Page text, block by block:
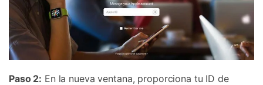
Paso 2: En la nueva ventana, proporciona tu ID de